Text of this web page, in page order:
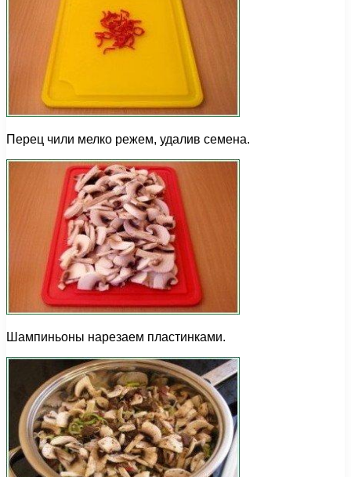
Перец чили мелко режем, удалив семена.
Шампиньоны нарезаем пластинками.